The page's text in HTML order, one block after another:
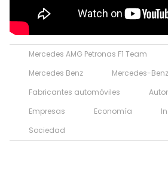
Mercedes AMG Petronas F1 Team
Mercedes Benz
Mercedes-
Fabricantes automóviles
Empresas
Economía
Sociedad